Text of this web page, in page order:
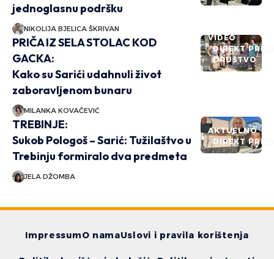
jednoglasnu podršku
NIKOLIJA BJELICA ŠKRIVAN
VIDEO
DIREKT PRIČE
DRUŠTVO
PRIČA IZ SELA STOLAC KOD
GACKA:
Kako su Sarići udahnuli život
zaboravljenom bunaru
MILANKA KOVAČEVIĆ
AKTUELNO
DIREKT PRIČE
TREBINJE:
Sukob Pologoš – Sarić: Tužilaštvo u
Trebinju formiralo dva predmeta
JELA DŽOMBA
ImpressumO namaUslovi i pravila korištenja